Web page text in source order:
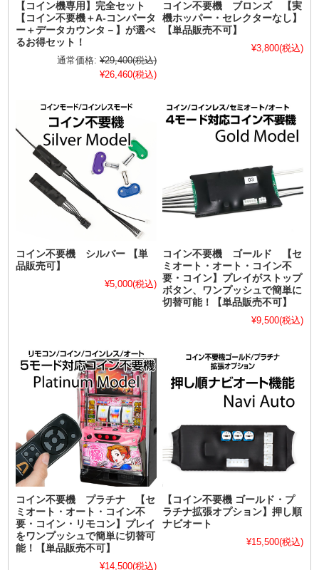
【コイン機専用】完全セット
【コイン不要機＋A-コンバータ
ー＋データカウンタ－】が選べ
るお得セット！
通常価格: ¥29,400(税込)
¥26,460(税込)
コイン不要機 ブロンズ 【実
機ホッパー・セレクターなし】
【単品販売不可】
¥3,800(税込)
コイン不要機 シルバー 【単
品販売可】
¥5,000(税込)
コイン不要機 ゴールド 【セ
ミオート・オート・コイン不
要・コイン】プレイがストップ
ボタン、ワンプッシュで簡単に
切替可能！【単品販売不可】
¥9,500(税込)
コイン不要機 プラチナ 【セ
ミオート・オート・コイン不
要・コイン・リモコン】プレイ
をワンプッシュで簡単に切替可
能！【単品販売不可】
¥14,500(税込)
【コイン不要機 ゴールド・プ
ラチナ拡張オプション】押し順
ナビオート
¥15,500(税込)